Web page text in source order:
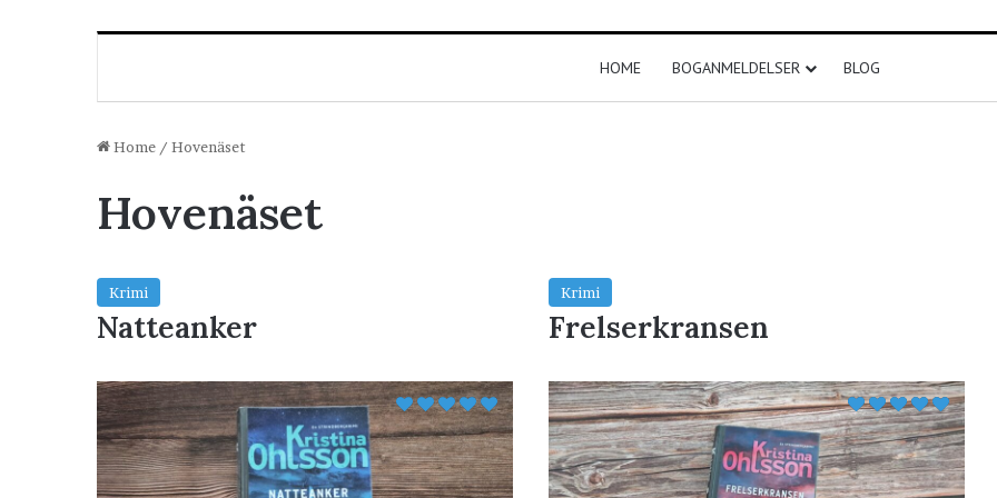
HOME BOGANMELDELSER BLOG
Home / Hovenäset
Hovenäset
Krimi
Natteanker
Krimi
Frelserkransen